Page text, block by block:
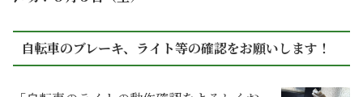
自転車のブレーキ、ライト等の確認をお願いします！